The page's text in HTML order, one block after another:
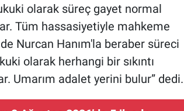
olarak süreç gayet normal
Tüm hassasiyetiyle mahkeme
Nurcan Hanım'la beraber süreci
olarak herhangi bir sıkıntı
Umarım adalet yerini bulur” dedi.